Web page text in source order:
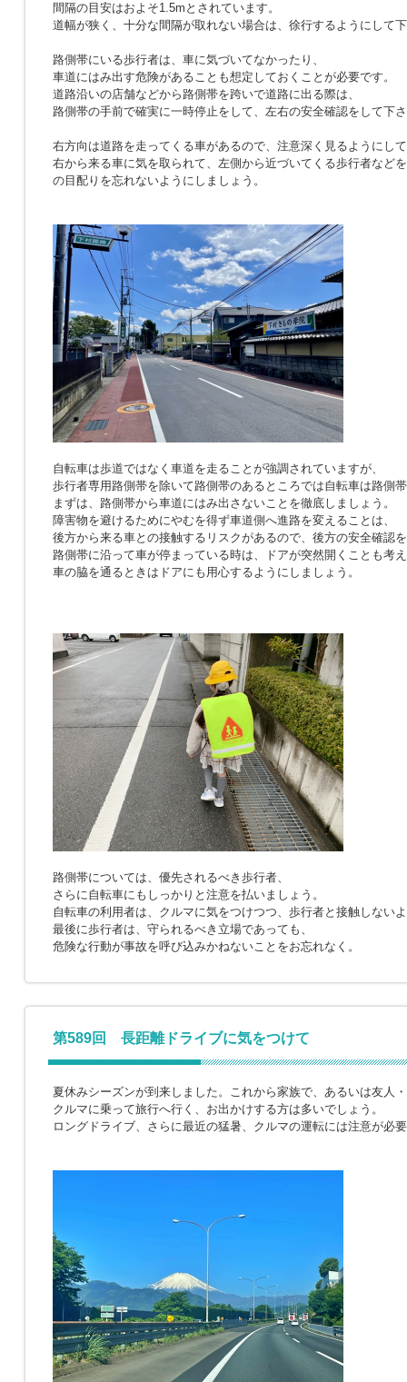
間隔の目安はおよそ1.5mとされています。
道幅が狭く、十分な間隔が取れない場合は、徐行するようにして
路側帯にいる歩行者は、車に気づいてなかったり、
車道にはみ出す危険があることも想定しておくことが必要です。
道路沿いの店舗などから路側帯を跨いで道路に出る際は、
路側帯の手前で確実に一時停止をして、左右の安全確認をして下
右方向は道路を走ってくる車があるので、注意深く見るようにし
右から来る車に気を取られて、左側から近づいてくる歩行者など
の目配りを忘れないようにしましょう。
自転車は歩道ではなく車道を走ることが強調されていますが、
歩行者専用路側帯を除いて路側帯のあるところでは自転車は路側
まずは、路側帯から車道にはみ出さないことを徹底しましょう。
障害物を避けるためにやむを得ず車道側へ進路を変えることは、
後方から来る車との接触するリスクがあるので、後方の安全確認
路側帯に沿って車が停まっている時は、ドアが突然開くことも考
車の脇を通るときはドアにも用心するようにしましょう。
路側帯については、優先されるべき歩行者、
さらに自転車にもしっかりと注意を払いましょう。
自転車の利用者は、クルマに気をつけつつ、歩行者と接触しない
最後に歩行者は、守られるべき立場であっても、
危険な行動が事故を呼び込みかねないことをお忘れなく。
第589回 長距離ドライブに気をつけて
夏休みシーズンが到来しました。これから家族で、あるいは友人
クルマに乗って旅行へ行く、お出かけする方は多いでしょう。
ロングドライブ、さらに最近の猛暑、クルマの運転には注意が必